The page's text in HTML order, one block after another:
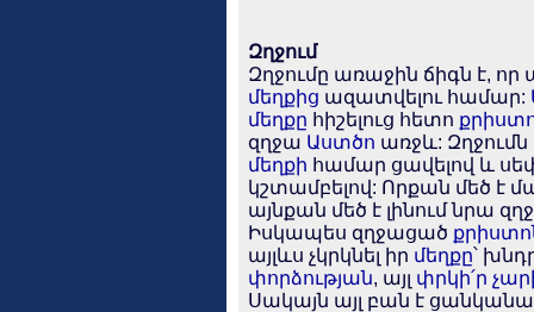
Զղջում
Զղջումը առաջին ճիգն է,
մեղքից ազատվելու համար:
մեղքը հիշելուց հետո
զղջա Աստծո առջև:
մեղքի համար ցավելով և
կշտամբելով: Որքան մեծ է
այնքան մեծ է լինում նրա
Իսկապես զղջացած
այլևս չկրկնել իր մեղքը՝
փորձության, այլ փրկի՛ր
Սակայն այլ բան է